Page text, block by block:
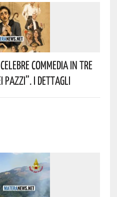
Commedia In Tre
Pazzi”. I Dettagli